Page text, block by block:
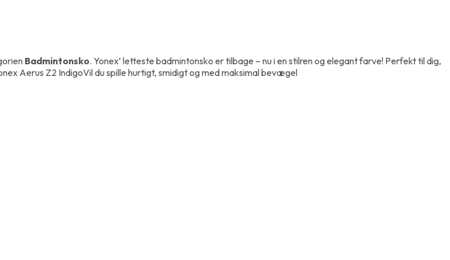
Badmintonsko. Yonex’ letteste badmintonsko er tilbage – nu i en stilren og elegant farve! Perfekt til dig,
Aerus Z2 IndigoVil du spille hurtigt, smidigt og med maksimal bevægel